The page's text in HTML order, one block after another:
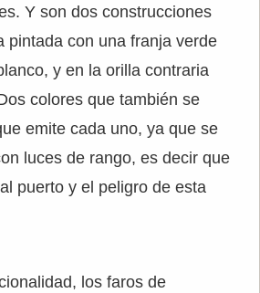
Y son dos construcciones
pintada con una franja verde
y en la orilla contraria
colores que también se
emite cada uno, ya que se
luces de rango, es decir que
puerto y el peligro de esta
los faros de